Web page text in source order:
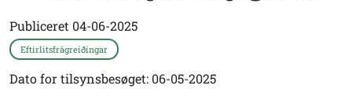
Publiceret 04-06-2025
Eftirlitsfrágreiðingar
Dato for tilsynsbesøget: 06-05-2025